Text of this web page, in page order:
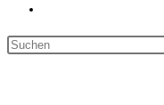
umschalten